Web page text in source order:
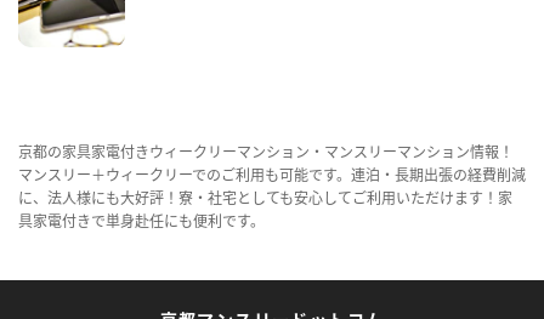
京都の家具家電付きウィークリーマンション・マンスリーマンション情報！
マンスリー＋ウィークリーでのご利用も可能です。連泊・長期出張の経費削減
に、法人様にも大好評！寮・社宅としても安心してご利用いただけます！家
具家電付きで単身赴任にも便利です。